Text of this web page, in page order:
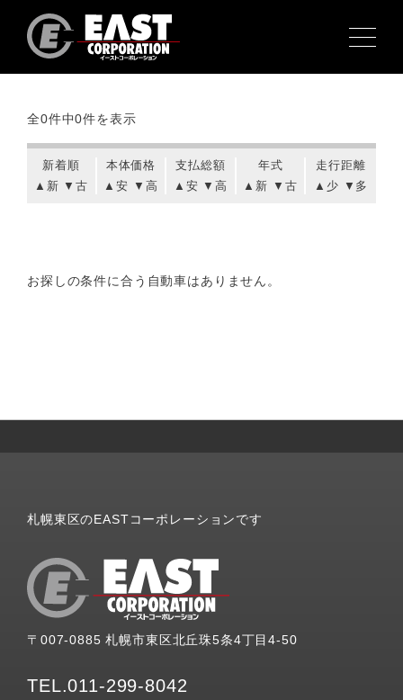
検索結果
全0件中0件を表示
新着順
▲新 ▼古
本体価格
▲安 ▼高
支払総額
▲安 ▼高
年式
▲新 ▼古
走行距離
▲少 ▼多
お探しの条件に合う自動車はありません。
札幌東区のEASTコーポレーションです
〒007-0885 札幌市東区北丘珠5条4丁目4-50
TEL.011-299-8042